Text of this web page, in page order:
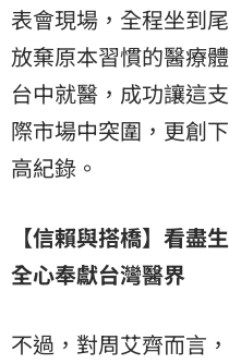
表會現場，全程坐到
放棄原本習慣的醫療
台中就醫，成功讓這
際市場中突圍，更創
高紀錄。
【信賴與搭橋】看盡
全心奉獻台灣醫界
不過，對周艾齊而言